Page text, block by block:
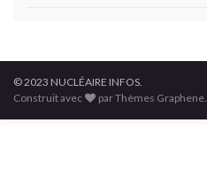
© 2023 NUCLÉAIRE INFOS.
Construit avec
par Thèmes Graphene.